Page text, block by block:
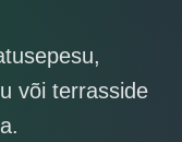
või terrasside